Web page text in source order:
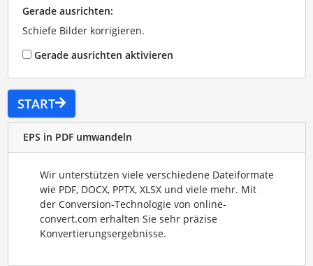
Gerade ausrichten:
Schiefe Bilder korrigieren.
Gerade ausrichten aktivieren
START
EPS in PDF umwandeln
Wir unterstützen viele verschiedene Dateiformate
wie PDF, DOCX, PPTX, XLSX und viele mehr. Mit
der Conversion-Technologie von online-
convert.com erhalten Sie sehr präzise
Konvertierungsergebnisse.